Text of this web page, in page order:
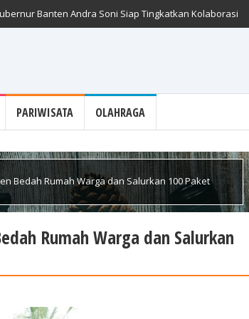
Banten Andra Soni Siap Tingkatkan Kolaborasi
PARIWISATA OLAHRAGA
Bedah Rumah Warga dan Salurkan 100 Paket
Rumah Warga dan Salurkan